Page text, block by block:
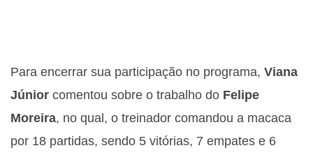
Para encerrar sua participação no programa, Viana
Júnior comentou sobre o trabalho do Felipe
Moreira, no qual, o treinador comandou a macaca
por 18 partidas, sendo 5 vitórias, 7 empates e 6